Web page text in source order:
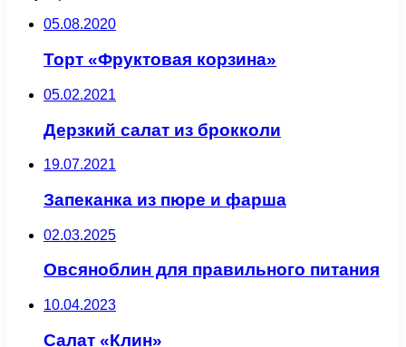
05.08.2020
Торт «Фруктовая корзина»
05.02.2021
Дерзкий салат из брокколи
19.07.2021
Запеканка из пюре и фарша
02.03.2025
Овсяноблин для правильного питания
10.04.2023
Салат «Клин»